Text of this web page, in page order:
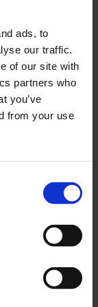
ads, to
our traffic.
of our site with
partners who
you’ve
from your use
Honda MT/MB
03-13-102
129KR